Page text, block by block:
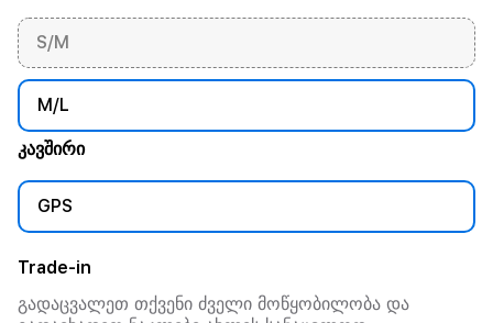
S/M
M/L
კავშირი
GPS
Trade-in
გადაცვალეთ თქვენი ძველი მოწყობილობა და